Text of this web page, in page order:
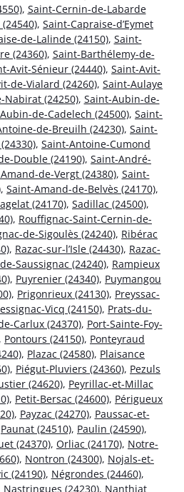
, Saint-Cernin-de-Labarde
, Saint-Capraise-d’Eymet
de-Lalinde (24150), Saint-
(24360), Saint-Barthélemy-de-
Avit-Sénieur (24440), Saint-Avit-
de-Vialard (24260), Saint-Aulaye
(24250), Saint-Aubin-de-
de-Cadelech (24500), Saint-
de-Breuilh (24230), Saint-
, Saint-Antoine-Cumond
Double (24190), Saint-André-
de-Vergt (24380), Saint-
, Saint-Amand-de-Belvès (24170),
(24170), Sadillac (24500),
, Rouffignac-Saint-Cernin-de-
de-Sigoulès (24240), Ribérac
, Razac-sur-l’Isle (24430), Razac-
Saussignac (24240), Rampieux
, Puyrenier (24340), Puymangou
, Prigonrieux (24130), Preyssac-
Vicq (24150), Prats-du-
Carlux (24370), Port-Sainte-Foy-
, Pontours (24150), Ponteyraud
, Plazac (24580), Plaisance
, Piégut-Pluviers (24360), Pezuls
(24620), Peyrillac-et-Millac
, Petit-Bersac (24600), Périgueux
, Payzac (24270), Paussac-et-
Paunat (24510), Paulin (24590),
(24370), Orliac (24170), Notre-
, Nontron (24300), Nojals-et-
(24190), Négrondes (24460),
Nastringues (24230), Nanthiat